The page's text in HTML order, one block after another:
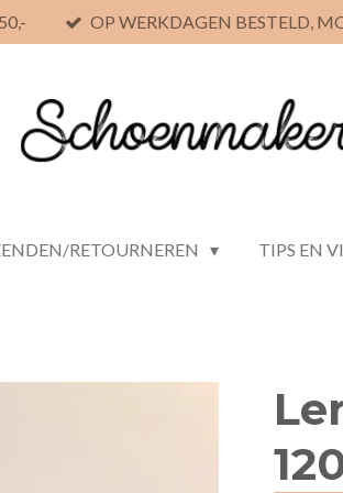
OP WERKDAGEN BESTELD,
RETOURNEREN TIPS EN